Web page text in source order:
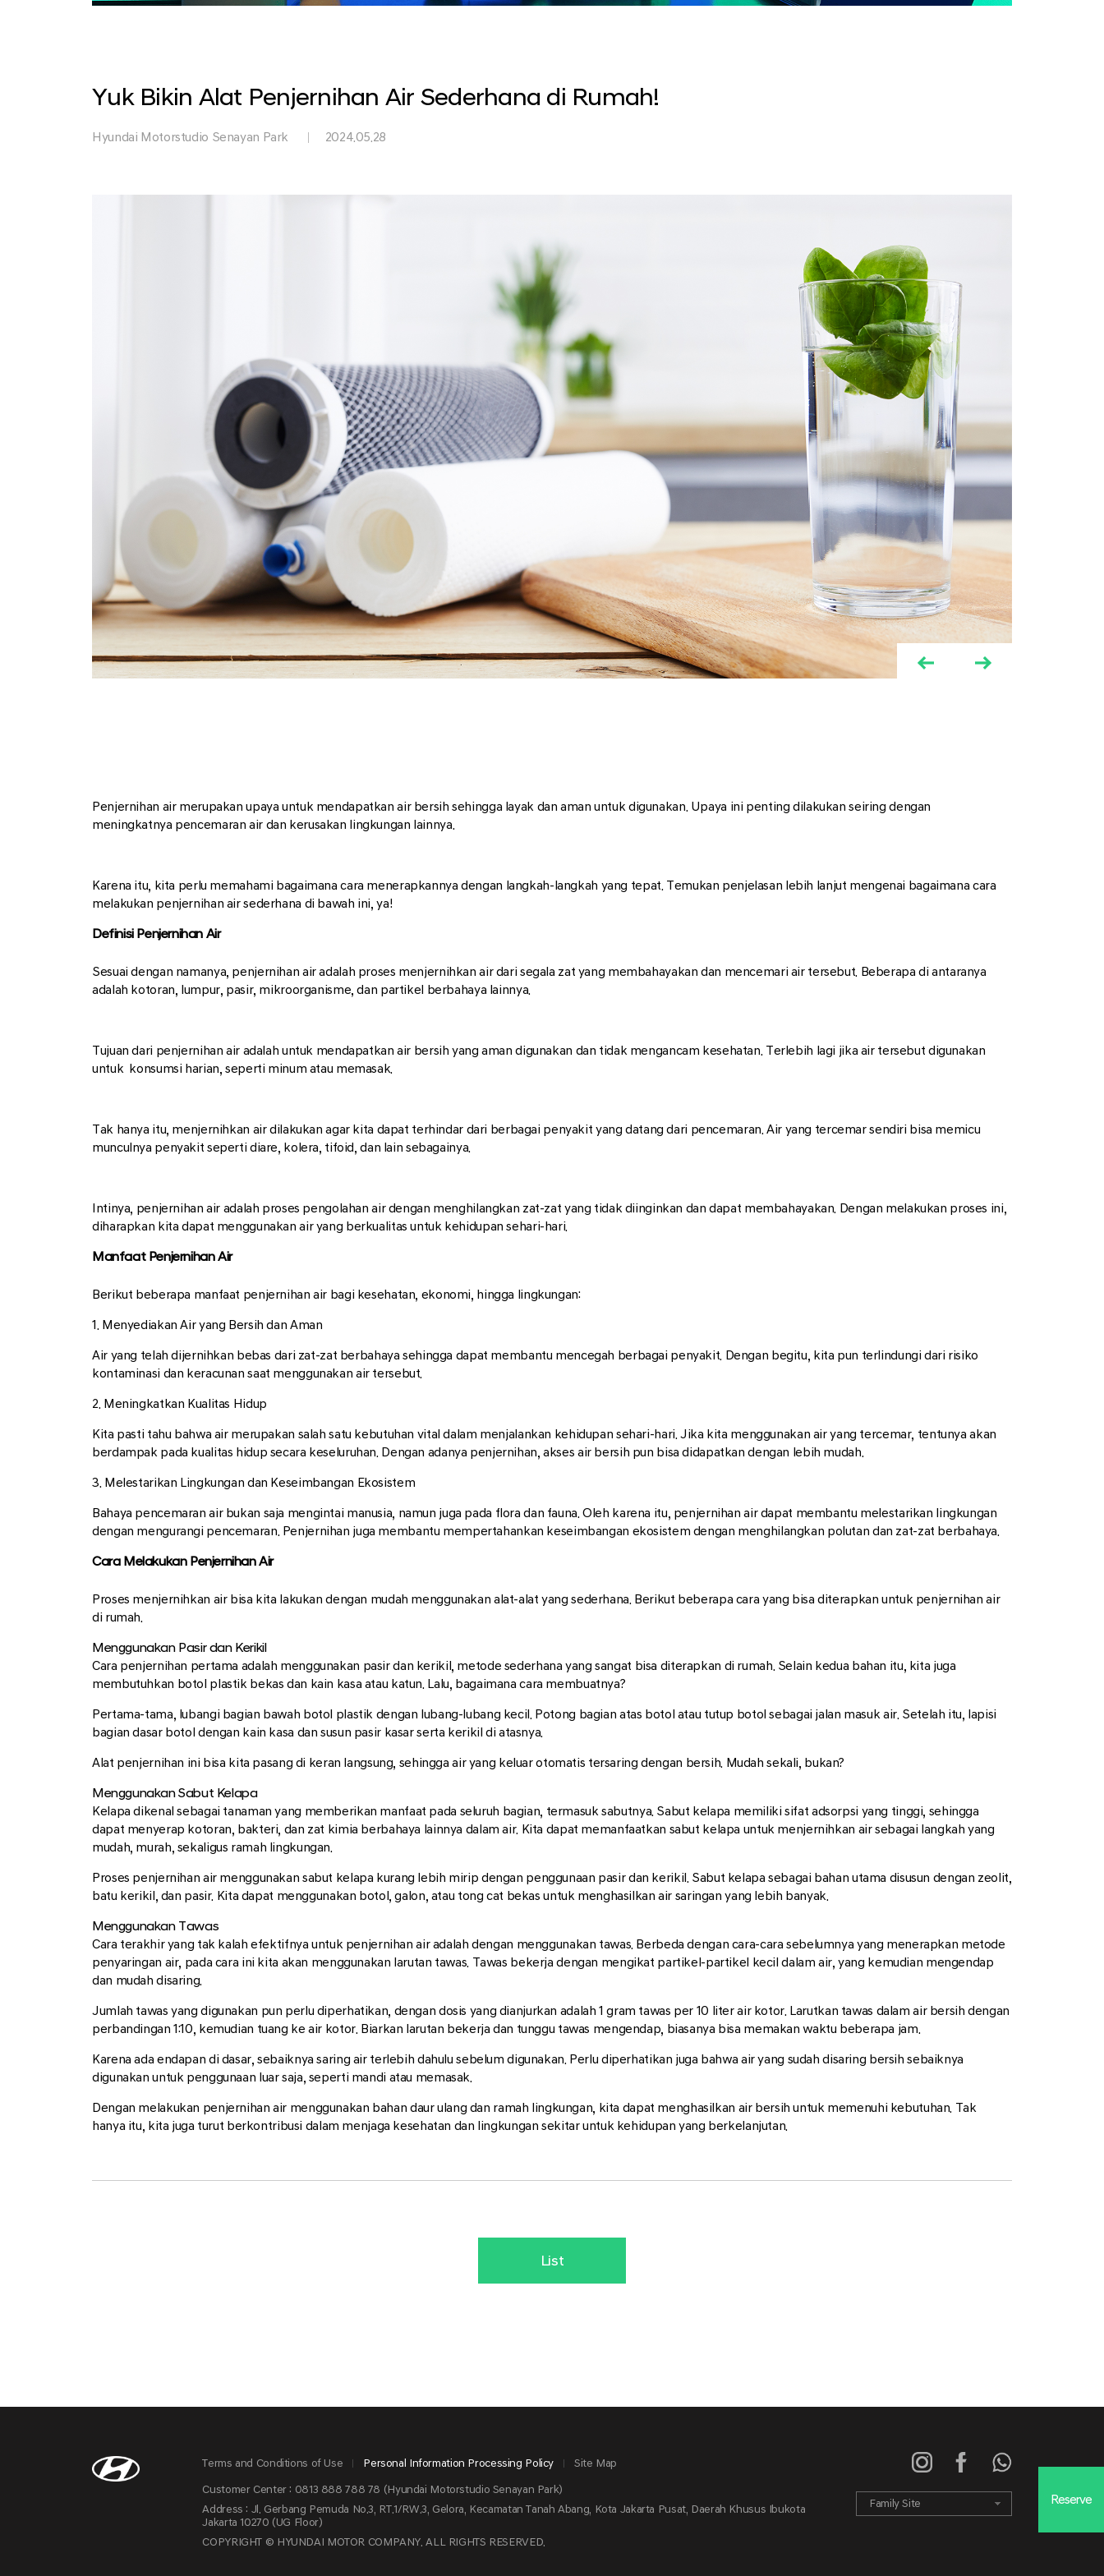
Yuk Bikin Alat Penjernihan Air Sederhana di Rumah!
Hyundai Motorstudio Senayan Park 2024.05.28
Penjernihan air merupakan upaya untuk mendapatkan air bersih sehingga layak dan aman untuk digunakan. Upaya ini penting dilakukan seiring dengan
meningkatnya pencemaran air dan kerusakan lingkungan lainnya.
Karena itu, kita perlu memahami bagaimana cara menerapkannya dengan langkah-langkah yang tepat. Temukan penjelasan lebih lanjut mengenai bagaimana cara
melakukan penjernihan air sederhana di bawah ini, ya!
Definisi Penjernihan Air
Sesuai dengan namanya, penjernihan air adalah proses menjernihkan air dari segala zat yang membahayakan dan mencemari air tersebut. Beberapa di antaranya
adalah kotoran, lumpur, pasir, mikroorganisme, dan partikel berbahaya lainnya.
Tujuan dari penjernihan air adalah untuk mendapatkan air bersih yang aman digunakan dan tidak mengancam kesehatan. Terlebih lagi jika air tersebut digunakan
untuk konsumsi harian, seperti minum atau memasak.
Tak hanya itu, menjernihkan air dilakukan agar kita dapat terhindar dari berbagai penyakit yang datang dari pencemaran. Air yang tercemar sendiri bisa memicu
munculnya penyakit seperti diare, kolera, tifoid, dan lain sebagainya.
Intinya, penjernihan air adalah proses pengolahan air dengan menghilangkan zat-zat yang tidak diinginkan dan dapat membahayakan. Dengan melakukan proses ini,
diharapkan kita dapat menggunakan air yang berkualitas untuk kehidupan sehari-hari.
Manfaat Penjernihan Air
Berikut beberapa manfaat penjernihan air bagi kesehatan, ekonomi, hingga lingkungan:
1. Menyediakan Air yang Bersih dan Aman
Air yang telah dijernihkan bebas dari zat-zat berbahaya sehingga dapat membantu mencegah berbagai penyakit. Dengan begitu, kita pun terlindungi dari risiko
kontaminasi dan keracunan saat menggunakan air tersebut.
2. Meningkatkan Kualitas Hidup
Kita pasti tahu bahwa air merupakan salah satu kebutuhan vital dalam menjalankan kehidupan sehari-hari. Jika kita menggunakan air yang tercemar, tentunya akan
berdampak pada kualitas hidup secara keseluruhan. Dengan adanya penjernihan, akses air bersih pun bisa didapatkan dengan lebih mudah.
3. Melestarikan Lingkungan dan Keseimbangan Ekosistem
Bahaya pencemaran air bukan saja mengintai manusia, namun juga pada flora dan fauna. Oleh karena itu, penjernihan air dapat membantu melestarikan lingkungan
dengan mengurangi pencemaran. Penjernihan juga membantu mempertahankan keseimbangan ekosistem dengan menghilangkan polutan dan zat-zat berbahaya.
Cara Melakukan Penjernihan Air
Proses menjernihkan air bisa kita lakukan dengan mudah menggunakan alat-alat yang sederhana. Berikut beberapa cara yang bisa diterapkan untuk penjernihan air
di rumah.
Menggunakan Pasir dan Kerikil
Cara penjernihan pertama adalah menggunakan pasir dan kerikil, metode sederhana yang sangat bisa diterapkan di rumah. Selain kedua bahan itu, kita juga
membutuhkan botol plastik bekas dan kain kasa atau katun. Lalu, bagaimana cara membuatnya?
Pertama-tama, lubangi bagian bawah botol plastik dengan lubang-lubang kecil. Potong bagian atas botol atau tutup botol sebagai jalan masuk air. Setelah itu, lapisi
bagian dasar botol dengan kain kasa dan susun pasir kasar serta kerikil di atasnya.
Alat penjernihan ini bisa kita pasang di keran langsung, sehingga air yang keluar otomatis tersaring dengan bersih. Mudah sekali, bukan?
Menggunakan Sabut Kelapa
Kelapa dikenal sebagai tanaman yang memberikan manfaat pada seluruh bagian, termasuk sabutnya. Sabut kelapa memiliki sifat adsorpsi yang tinggi, sehingga
dapat menyerap kotoran, bakteri, dan zat kimia berbahaya lainnya dalam air. Kita dapat memanfaatkan sabut kelapa untuk menjernihkan air sebagai langkah yang
mudah, murah, sekaligus ramah lingkungan.
Proses penjernihan air menggunakan sabut kelapa kurang lebih mirip dengan penggunaan pasir dan kerikil. Sabut kelapa sebagai bahan utama disusun dengan zeolit,
batu kerikil, dan pasir. Kita dapat menggunakan botol, galon, atau tong cat bekas untuk menghasilkan air saringan yang lebih banyak.
Menggunakan Tawas
Cara terakhir yang tak kalah efektifnya untuk penjernihan air adalah dengan menggunakan tawas. Berbeda dengan cara-cara sebelumnya yang menerapkan metode
penyaringan air, pada cara ini kita akan menggunakan larutan tawas. Tawas bekerja dengan mengikat partikel-partikel kecil dalam air, yang kemudian mengendap
dan mudah disaring.
Jumlah tawas yang digunakan pun perlu diperhatikan, dengan dosis yang dianjurkan adalah 1 gram tawas per 10 liter air kotor. Larutkan tawas dalam air bersih dengan
perbandingan 1:10, kemudian tuang ke air kotor. Biarkan larutan bekerja dan tunggu tawas mengendap, biasanya bisa memakan waktu beberapa jam.
Karena ada endapan di dasar, sebaiknya saring air terlebih dahulu sebelum digunakan. Perlu diperhatikan juga bahwa air yang sudah disaring bersih sebaiknya
digunakan untuk penggunaan luar saja, seperti mandi atau memasak.
Dengan melakukan penjernihan air menggunakan bahan daur ulang dan ramah lingkungan, kita dapat menghasilkan air bersih untuk memenuhi kebutuhan. Tak
hanya itu, kita juga turut berkontribusi dalam menjaga kesehatan dan lingkungan sekitar untuk kehidupan yang berkelanjutan.
List
Reserve
Terms and Conditions of Use Personal Information Processing Policy
Site Map
Customer Center : 0813 888 788 78 (Hyundai Motorstudio Senayan Park)
Address : Jl. Gerbang Pemuda No.3, RT.1/RW.3, Gelora, Kecamatan Tanah Abang, Kota Jakarta Pusat, Daerah Khusus Ibukota
Jakarta 10270 (UG Floor)
COPYRIGHT © HYUNDAI MOTOR COMPANY.ALL RIGHTS RESERVED.
Family Site